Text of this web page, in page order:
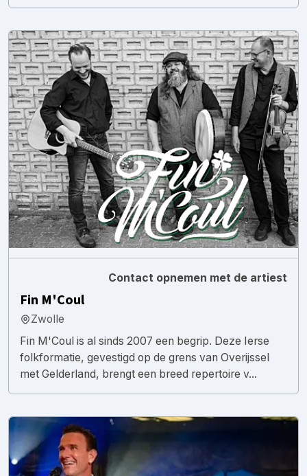
Contact opnemen met de artiest
Fin M'Coul
Zwolle
Fin M'Coul is al sinds 2007 een begrip. Deze Ierse
folkformatie, gevestigd op de grens van Overijssel
met Gelderland, brengt een breed repertoire v...